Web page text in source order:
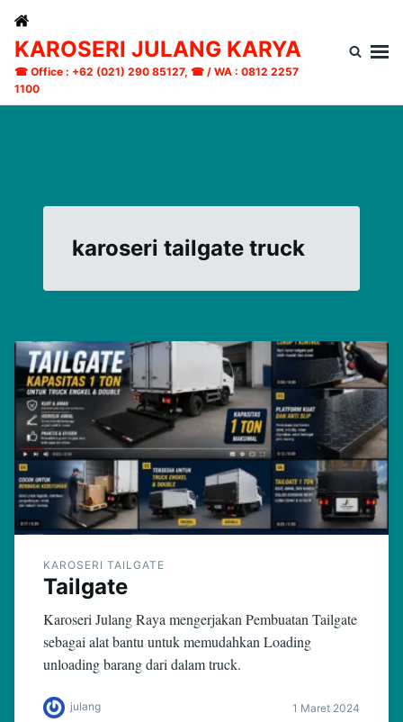
Skip
content
for:
KAROSERI JULANG KARYA
☎ Office : +62 (021) 290 85127, ☎ / WA : 0812 2257
1100
karoseri tailgate truck
KAROSERI TAILGATE
Tailgate
Karoseri Julang Raya mengerjakan Pembuatan Tailgate
sebagai alat bantu untuk memudahkan Loading
unloading barang dari dalam truck.
julang 1 Maret 2024